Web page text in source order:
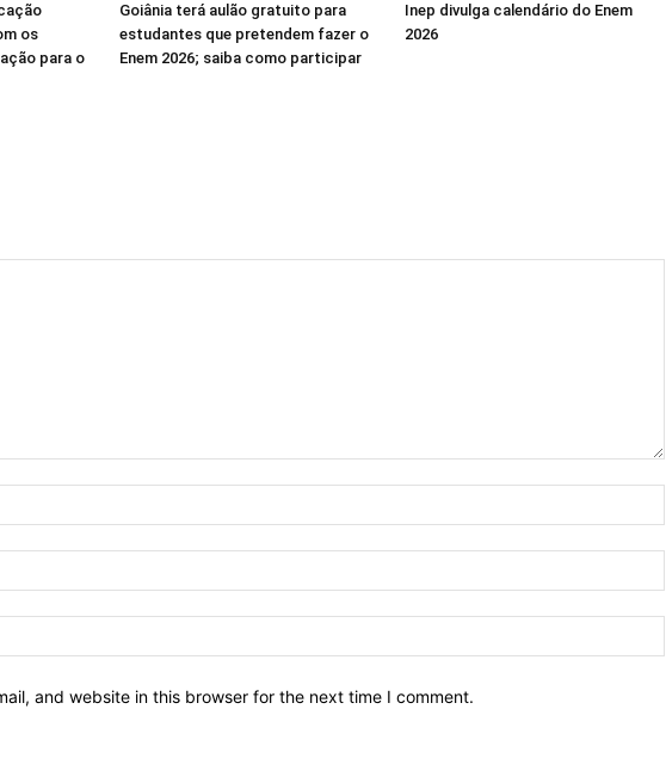
os
para o
Goiânia terá aulão gratuito para
estudantes que pretendem fazer o
Enem 2026; saiba como participar
Inep divulga calendário do Enem
2026
and website in this browser for the next time I comment.